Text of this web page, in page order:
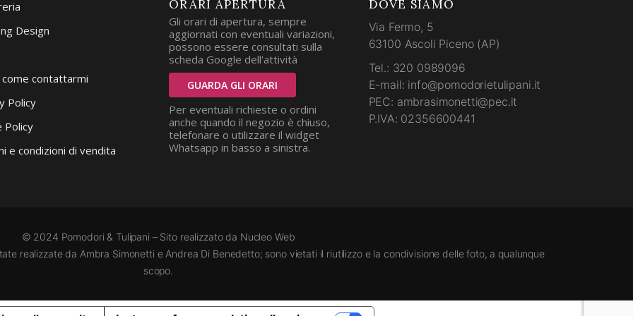
Design
come contattarmi
Policy
Policy
e condizioni di vendita
ORARI APERTURA
Gli orari di apertura, sempre
aggiornati con eventuali variazioni,
possono essere consultati sulla
scheda Google dell'attività
GUARDA GLI ORARI
Per eventuali richieste o ordini
anche quando il negozio è chiuso,
telefonare o utilizzare il widget
Whatsapp in basso a sinistra.
DOVE SIAMO
Via Fermo, 5
63100 Ascoli Piceno (AP)
Tel.: 320 0989096
E-mail: info@pomodorietulipani.it
PEC: ambrasimonetti@pec.it
P.IVA: 02356600441
© 2024 Pomodori & Tulipani – Sito realizzato da Nucleo Web
realizzate da Ambra Simonetti e Andrea Di Benedetto; sono vietati il riutilizzo e la condivisione delle foto, a qualunque
scopo.